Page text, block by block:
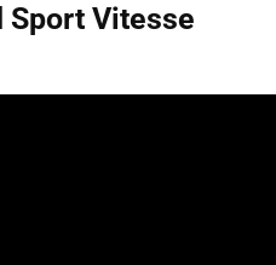
Sport Vitesse